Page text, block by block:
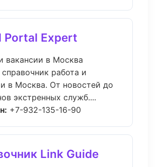
Portal Expert
вакансии в Москва
работа и
в Москва. От новостей до
экстренных служб....
+7-932-135-16-90
Link Guide